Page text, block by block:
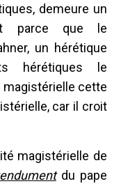
demeure un
parce que le
un hérétique
hérétiques le
cette
car il croit
magistérielle de
du pape